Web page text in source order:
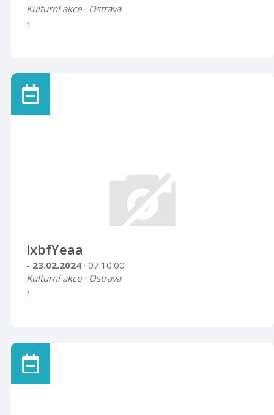
Kulturní akce · Ostrava
1
lxbfYeaa
- 23.02.2024 · 07:10:00
Kulturní akce · Ostrava
1